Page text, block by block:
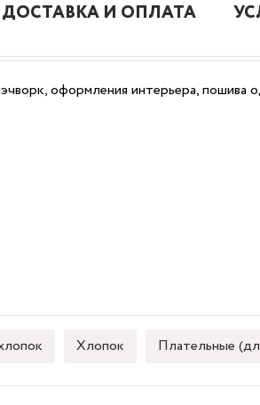
ДОСТАВКА И ОПЛАТА
оформления интерьера, пошива
Хлопок Плательные